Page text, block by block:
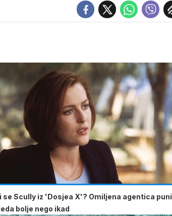
se Scully iz 'Dosjea X'? Omiljena agentica puni
bolje nego ikad